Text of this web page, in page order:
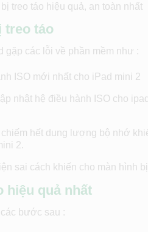
treo táo hiệu quả, an toàn nhất
treo táo
gặp các lỗi về phần mềm như :
ISO mới nhất cho iPad mini 2
nhật hệ điều hành ISO cho
hết dung lượng bộ nhớ
2.
sai cách khiến cho màn hình
hiệu quả nhất
bước sau :